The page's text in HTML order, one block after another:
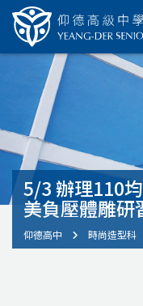
5/3 辦理110
美負壓體雕研
仰德高中 時尚造型科